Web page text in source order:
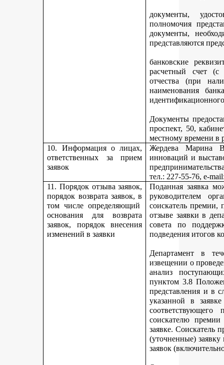
документы,
полномочия
документы,
представляются
банковские
расчетный счет (с
отчества (при
наименования
Документы
проспект, 50,
местному времени в
10. Информация о лицах,
ответственных за прием
заявок
Жердева Марина
инноваций и
тел.: 227-55-76, e-
11. Порядок отзыва заявок,
порядок возврата заявок, в
том числе определяющий
основания для возврата
заявок, порядок внесения
изменений в заявки
Поданная заявка
руководителем
соискатель премии,
отзыве заявки в
совета по
подведения итогов
Департамент в
извещении о
анализ
пунктом 3.8
представления и в
указанной в
соответствующего
соискателю
заявке. Соискатель
(уточненные)
заявок